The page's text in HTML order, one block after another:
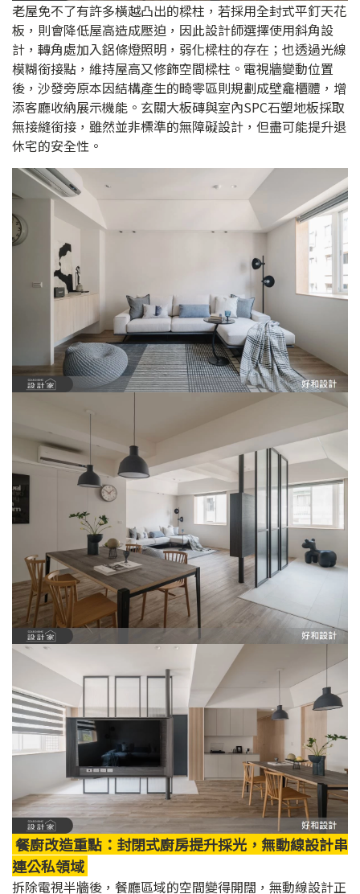
老屋免不了有許多橫越凸出的樑柱，若採用全封式平釘天花
板，則會降低屋高造成壓迫，因此設計師選擇使用斜角設
計，轉角處加入鋁條燈照明，弱化樑柱的存在；也透過光線
模糊銜接點，維持屋高又修飾空間樑柱。電視牆變動位置
後，沙發旁原本因結構產生的畸零區則規劃成壁龕櫃體，增
添客廳收納展示機能。玄關大板磚與室內SPC石塑地板採取
無接縫銜接，雖然並非標準的無障礙設計，但盡可能提升退
休宅的安全性。
餐廚改造重點：封閉式廚房提升採光，無動線設計串
連公私領域
拆除電視半牆後，餐廳區域的空間變得開闊，無動線設計正